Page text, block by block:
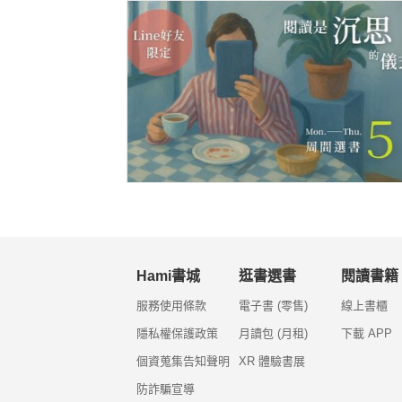
Hami書城
服務使用條款
隱私權保護政策
個資蒐集告知聲明
防詐騙宣導
逛書選書
電子書 (零售)
月讀包 (月租)
XR 體驗書展
閱讀書籍
線上書櫃
下載 APP